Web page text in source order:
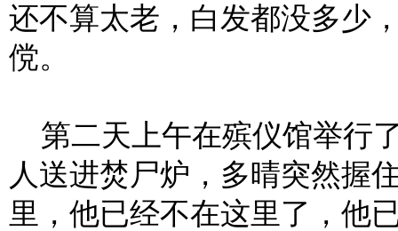
还不算太老，白发都没多少
傥。
第二天上午在殡仪馆举行
人送进焚尸炉，多晴突然握
里，他已经不在这里了，他